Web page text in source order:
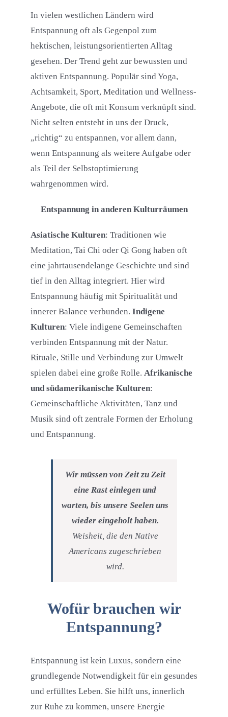
In vielen westlichen Ländern wird
Entspannung oft als Gegenpol zum
hektischen, leistungsorientierten Alltag
gesehen. Der Trend geht zur bewussten und
aktiven Entspannung. Populär sind Yoga,
Achtsamkeit, Sport, Meditation und Wellness-
Angebote, die oft mit Konsum verknüpft sind.
Nicht selten entsteht in uns der Druck,
„richtig“ zu entspannen, vor allem dann,
wenn Entspannung als weitere Aufgabe oder
als Teil der Selbstoptimierung
wahrgenommen wird.
Entspannung in anderen Kulturräumen
Asiatische Kulturen: Traditionen wie
Meditation, Tai Chi oder Qi Gong haben oft
eine jahrtausendelange Geschichte und sind
tief in den Alltag integriert. Hier wird
Entspannung häufig mit Spiritualität und
innerer Balance verbunden. Indigene
Kulturen: Viele indigene Gemeinschaften
verbinden Entspannung mit der Natur.
Rituale, Stille und Verbindung zur Umwelt
spielen dabei eine große Rolle. Afrikanische
und südamerikanische Kulturen:
Gemeinschaftliche Aktivitäten, Tanz und
Musik sind oft zentrale Formen der Erholung
und Entspannung.
Wir müssen von Zeit zu Zeit
eine Rast einlegen und
warten, bis unsere Seelen uns
wieder eingeholt haben.
Weisheit, die den Native
Americans zugeschrieben
wird.
Wofür brauchen wir
Entspannung?
Entspannung ist kein Luxus, sondern eine
grundlegende Notwendigkeit für ein gesundes
und erfülltes Leben. Sie hilft uns, innerlich
zur Ruhe zu kommen, unsere Energie